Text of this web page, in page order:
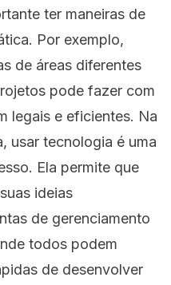
ter maneiras de
Por exemplo,
de áreas diferentes
pode fazer com
legais e eficientes. Na
usar tecnologia é uma
Ela permite que
ideias
de gerenciamento
todos podem
de desenvolver